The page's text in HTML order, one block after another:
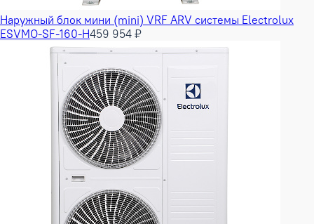
Наружный блок мини (mini) VRF ARV системы Electrolux
ESVMO-SF-160-H459 954 ₽